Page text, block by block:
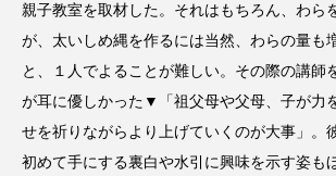
親子教室を取材した。それはもちろん、わら
が、太いしめ縄を作るには当然、わらの量も
と、１人でよることが難しい。その際の講師
が耳に優しかった▼「祖父母や父母、子が力
せを祈りながらより上げていくのが大事」。
初めて手にする裏白や水引に興味を示す姿も